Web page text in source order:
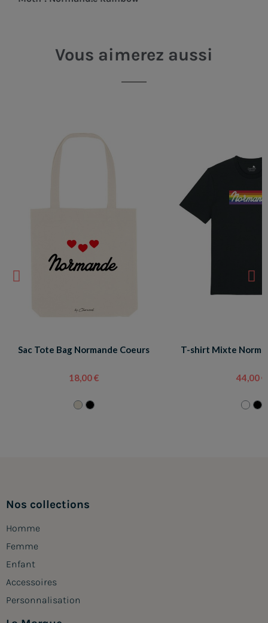
Vous aimerez aussi
Sac Tote Bag Normande Coeurs
18,00 €
T-shirt Mixte
44,00 €
Nos collections
Homme
Femme
Enfant
Accessoires
Personnalisation